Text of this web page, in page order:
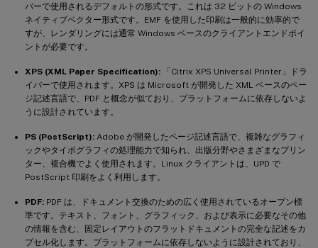
バーで使用されるデフォルトの形式です。これは 32 ビットの Windows
ネイティブベクター形式です。EMF を使用した印刷は一般的に効率的で
すが、レンダリングには通常 Windows ベースのクライアントエンドポイ
ントが必要です。
XPS (XML Paper Specification): 「Citrix XPS Universal Printer」ドラ
イバーで使用されます。XPS は Microsoft が開発した XML ベースのペー
ジ記述言語で、PDF と概念が似ており、プラットフォームに依存しないよ
うに設計されています。
PS (PostScript): Adobe が開発したページ記述言語で、複雑なグラフィ
ックやタイポグラフィの処理能力で知られ、出版分野やさまざまなプリン
ター、複合機でよく使用されます。Linux クライアントは、UPD で
PostScript 印刷をよく利用します。
PDF: PDF は、ドキュメント交換のための広く使用されているオープン標
準です。テキスト、フォント、グラフィック、および表示に必要なその他
の情報を含む、固定レイアウトのフラットドキュメントの完全な記述をカ
プセル化します。プラットフォームに依存しないように設計されており、